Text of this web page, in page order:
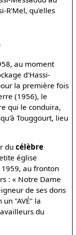
R'Mel, qu'elles
au moment
d'Hassi-
la première fois
(1956), le
qui le conduira,
Touggourt, lieu
du célèbre
église
au fronton
: « Notre Dame
de ses dons
"AVÉ" la
du